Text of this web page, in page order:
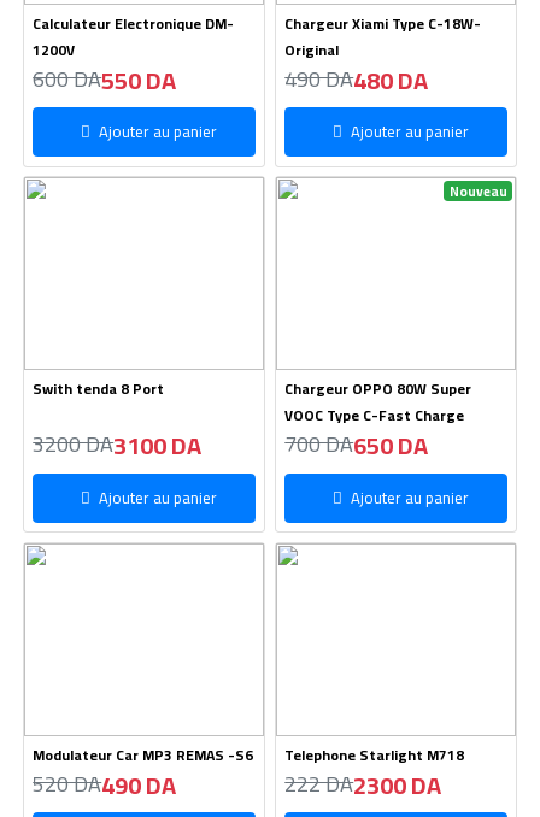
Calculateur Electronique DM-
1200V
600 DA550 DA
Ajouter au panier
Chargeur Xiami Type C-18W-
Original
490 DA480 DA
Ajouter au panier
Swith tenda 8 Port
3200 DA3100 DA
Ajouter au panier
Nouveau
Chargeur OPPO 80W Super
VOOC Type C-Fast Charge
700 DA650 DA
Ajouter au panier
Modulateur Car MP3 REMAS -S6
520 DA490 DA
Telephone Starlight M718
222 DA2300 DA